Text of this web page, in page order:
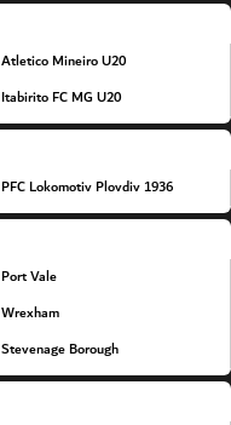
Atletico Mineiro U20
Itabirito FC MG U20
PFC Lokomotiv Plovdiv 1936
Port Vale
Wrexham
Stevenage Borough